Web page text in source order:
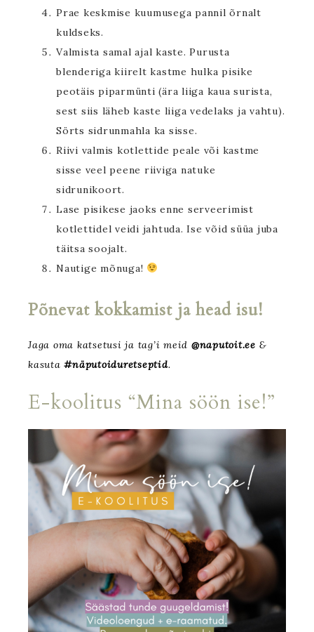
Prae keskmise kuumusega pannil õrnalt
kuldseks.
Valmista samal ajal kaste. Purusta
blenderiga kiirelt kastme hulka pisike
peotäis piparmünti (ära liiga kaua surista,
sest siis läheb kaste liiga vedelaks ja vahtu).
Sörts sidrunmahla ka sisse.
Riivi valmis kotlettide peale või kastme
sisse veel peene riiviga natuke
sidrunikoort.
Lase pisikese jaoks enne serveerimist
kotlettidel veidi jahtuda. Ise võid süüa juba
täitsa soojalt.
Nautige mõnuga!
Põnevat kokkamist ja head isu!
Jaga oma katsetusi ja tag’i meid @naputoit.ee &
kasuta#näputoiduretseptid.
E-koolitus “Mina söön ise!”